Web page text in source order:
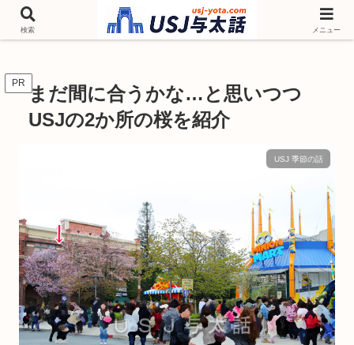
チケットやシーズンイベント ニンテンドーワールド アトラクションなどユニ
バを歩いて情報収集しています
PR まだ間に合うかな…と思いつつ
USJの2か所の桜を紹介
USJ 季節の話
検索 メニュー